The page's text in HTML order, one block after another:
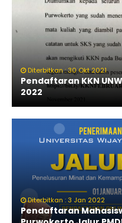
Diterbitkan : 30 Okt 2021
Pendaftaran KKN
2022
Diterbitkan : 3 Jan 2022
Pendaftaran